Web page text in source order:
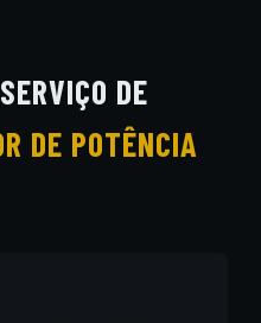
DE
DE POTÊNCIA